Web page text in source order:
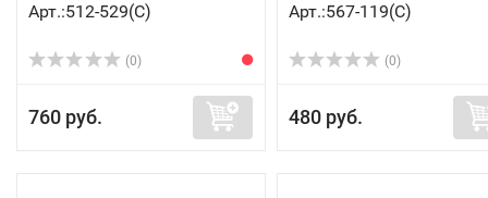
Арт.:512-529(C)
(0)
760 руб.
Арт.:567-119(C)
(0)
480 руб.